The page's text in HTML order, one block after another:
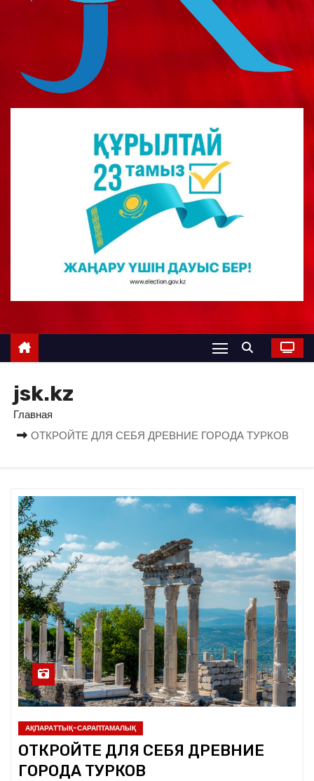
jsk.kz
Главная
ОТКРОЙТЕ ДЛЯ СЕБЯ ДРЕВНИЕ ГОРОДА ТУРКОВ
АҚПАРАТТЫҚ-САРАПТАМАЛЫҚ
ОТКРОЙТЕ ДЛЯ СЕБЯ ДРЕВНИЕ
ГОРОДА ТУРКОВ